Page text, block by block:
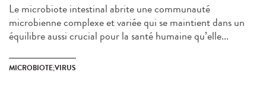
Le microbiote intestinal abrite une communauté
microbienne complexe et variée qui se maintient dans un
équilibre aussi crucial pour la santé humaine qu’elle...
MICROBIOTE;VIRUS